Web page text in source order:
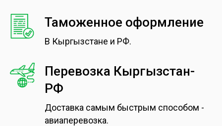
Таможенное оформление
В Кыргызстане и РФ.
Перевозка Кыргызстан-
РФ
Доставка самым быстрым способом -
авиаперевозка.